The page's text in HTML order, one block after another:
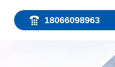
18066098963